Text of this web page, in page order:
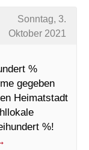
Sonntag, 3.
Oktober 2021
%
gegeben
Heimatstadt
%!